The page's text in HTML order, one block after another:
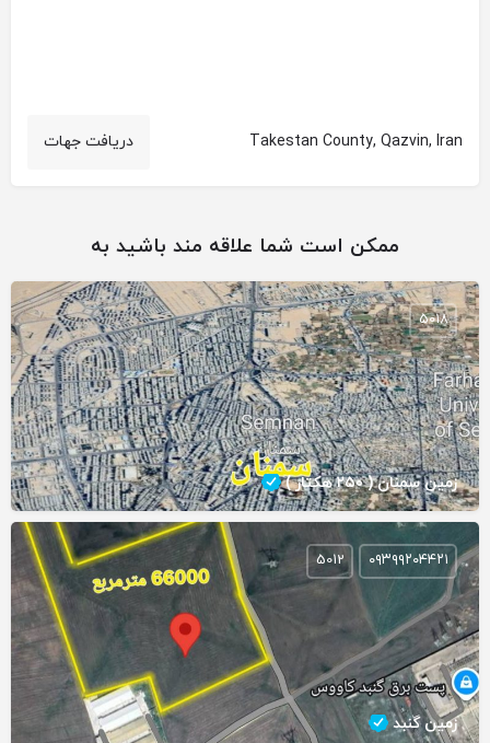
Takestan County, Qazvin, Iran دریافت جهات
ممکن است شما علاقه مند باشید به
زمین سمنان ( ۲۵۰ هکتار )
5018
زمین گنبد
۰۹۳۹۹۲۰۴۴۲۱ 5012